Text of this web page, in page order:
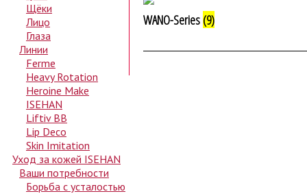
WANO-Series (9)
Щёки
Лицо
Глаза
Линии
Ferme
Heavy Rotation
Heroine Make
ISEHAN
Liftiv BB
Lip Deco
Skin Imitation
Уход за кожей ISEHAN
Ваши потребности
Борьба с усталостью